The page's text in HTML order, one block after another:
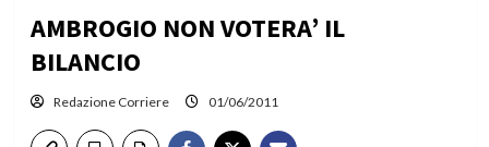
AMBROGIO NON VOTERA’ IL
BILANCIO
Redazione Corriere 01/06/2011